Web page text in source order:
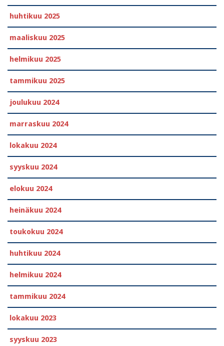
huhtikuu 2025
maaliskuu 2025
helmikuu 2025
tammikuu 2025
joulukuu 2024
marraskuu 2024
lokakuu 2024
syyskuu 2024
elokuu 2024
heinäkuu 2024
toukokuu 2024
huhtikuu 2024
helmikuu 2024
tammikuu 2024
lokakuu 2023
syyskuu 2023